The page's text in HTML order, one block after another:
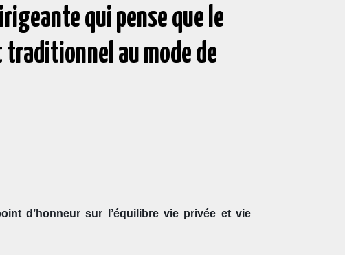
qui pense que le
traditionnel au mode de
d’honneur sur l’équilibre vie privée et vie